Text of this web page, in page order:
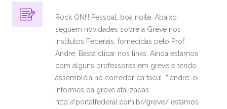
Rock ON!!! Pessoal, boa noite. Abaixo
seguem novidades sobre a Greve nos
Institutos Federais, fornecidas pelo Prof.
André. Basta clicar nos links. Ainda estamos
com alguns professores em greve e tendo
assembléia no corredor da facul. ” andre: oi
informes da greve atalizadas
http://portalfederal.com.br/greve/ estamos